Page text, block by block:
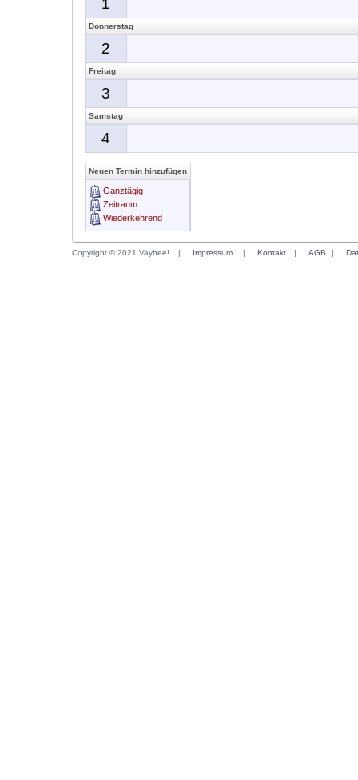
1
Donnerstag
2
Freitag
3
Samstag
4
Neuen Termin hinzufügen
Ganztägig
Zeitraum
Wiederkehrend
Copyright © 2021 Vaybee! | Impressum | Kontakt | AGB |